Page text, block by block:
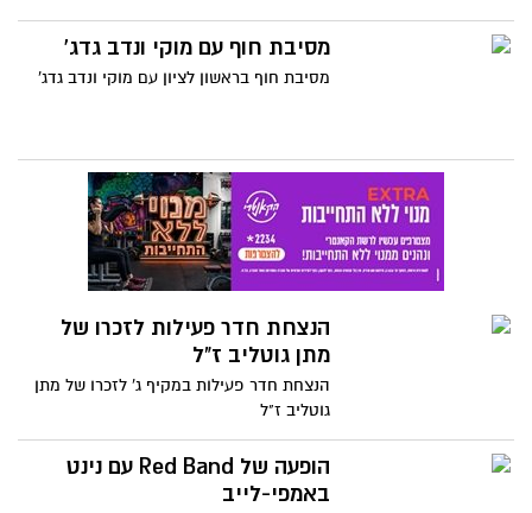
מסיבת חוף עם מוקי ונדב גדג'
מסיבת חוף בראשון לציון עם מוקי ונדב גדג'
הנצחת חדר פעילות לזכרו של
מתן גוטליב ז"ל
הנצחת חדר פעילות במקיף ג' לזכרו של מתן
גוטליב ז"ל
הופעה של Red Band עם נינט
באמפי-לייב